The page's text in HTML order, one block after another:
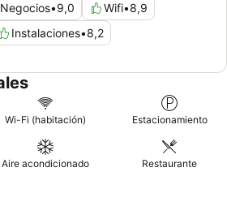
Negocios•9,0 Wifi•8,9
Instalaciones•8,2
Wi-Fi (habitación) Estacionamiento
Aire acondicionado Restaurante